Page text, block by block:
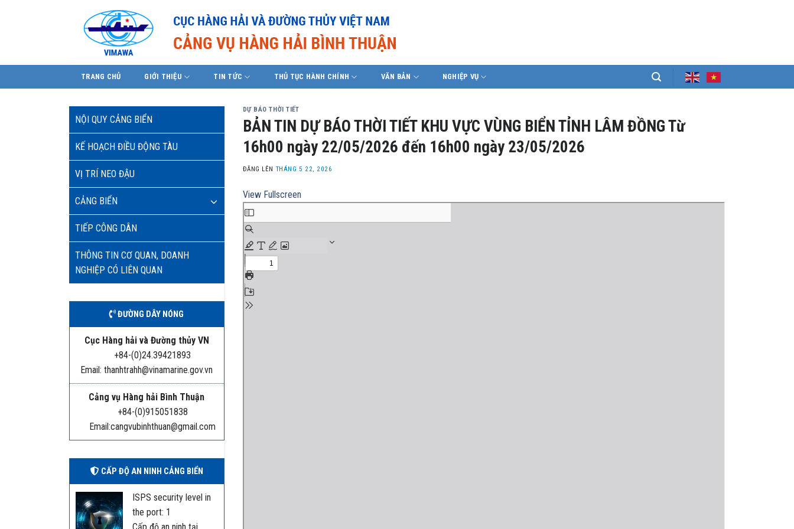
TRANG CHỦ GIỚI THIỆU TIN TỨC THỦ TỤC HÀNH CHÍNH VĂN BẢN NGHIỆP VỤ
NỘI QUY CẢNG BIỂN
KẾ HOẠCH ĐIỀU ĐỘNG TÀU
VỊ TRÍ NEO ĐẬU
CẢNG BIỂN
TIẾP CÔNG DÂN
THÔNG TIN CƠ QUAN, DOANH
NGHIỆP CÓ LIÊN QUAN
ĐƯỜNG DÂY NÓNG
Cục Hàng hải và Đường thủy VN
+84-(0)24.39421893
Email: thanhtrahh@vinamarine.gov.vn
Cảng vụ Hàng hải Bình Thuận
+84-(0)915051838
Email:cangvubinhthuan@gmail.com
CẤP ĐỘ AN NINH CẢNG BIỂN
ISPS security level in
the port: 1
DỰ BÁO THỜI TIẾT
BẢN TIN DỰ BÁO THỜI TIẾT KHU VỰC VÙNG BIỂN TỈNH LÂM ĐỒNG Từ
16h00 ngày 22/05/2026 đến 16h00 ngày 23/05/2026
ĐĂNG LÊN THÁNG 5 22, 2026
View Fullscreen